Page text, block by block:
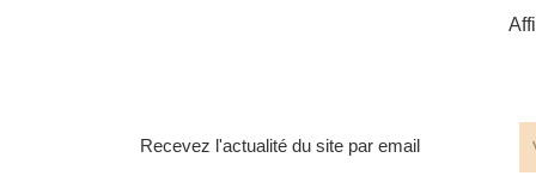
Recevez l'actualité du site par email